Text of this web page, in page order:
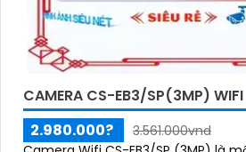
CAMERA CS-EB3/SP(3MP) WIFI
2.980.000?
3.561.000vnd